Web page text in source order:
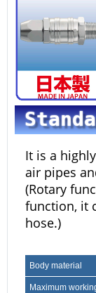
It is a
air pipes
(Rotary
function, it
hose.)
Body material
Maximum